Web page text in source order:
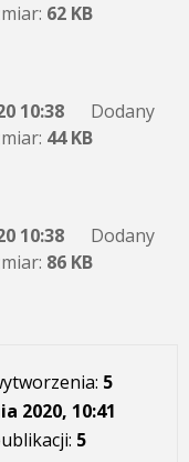
62 KB
10:38
Dodany
44 KB
10:38
Dodany
86 KB
5
2020, 10:41
5